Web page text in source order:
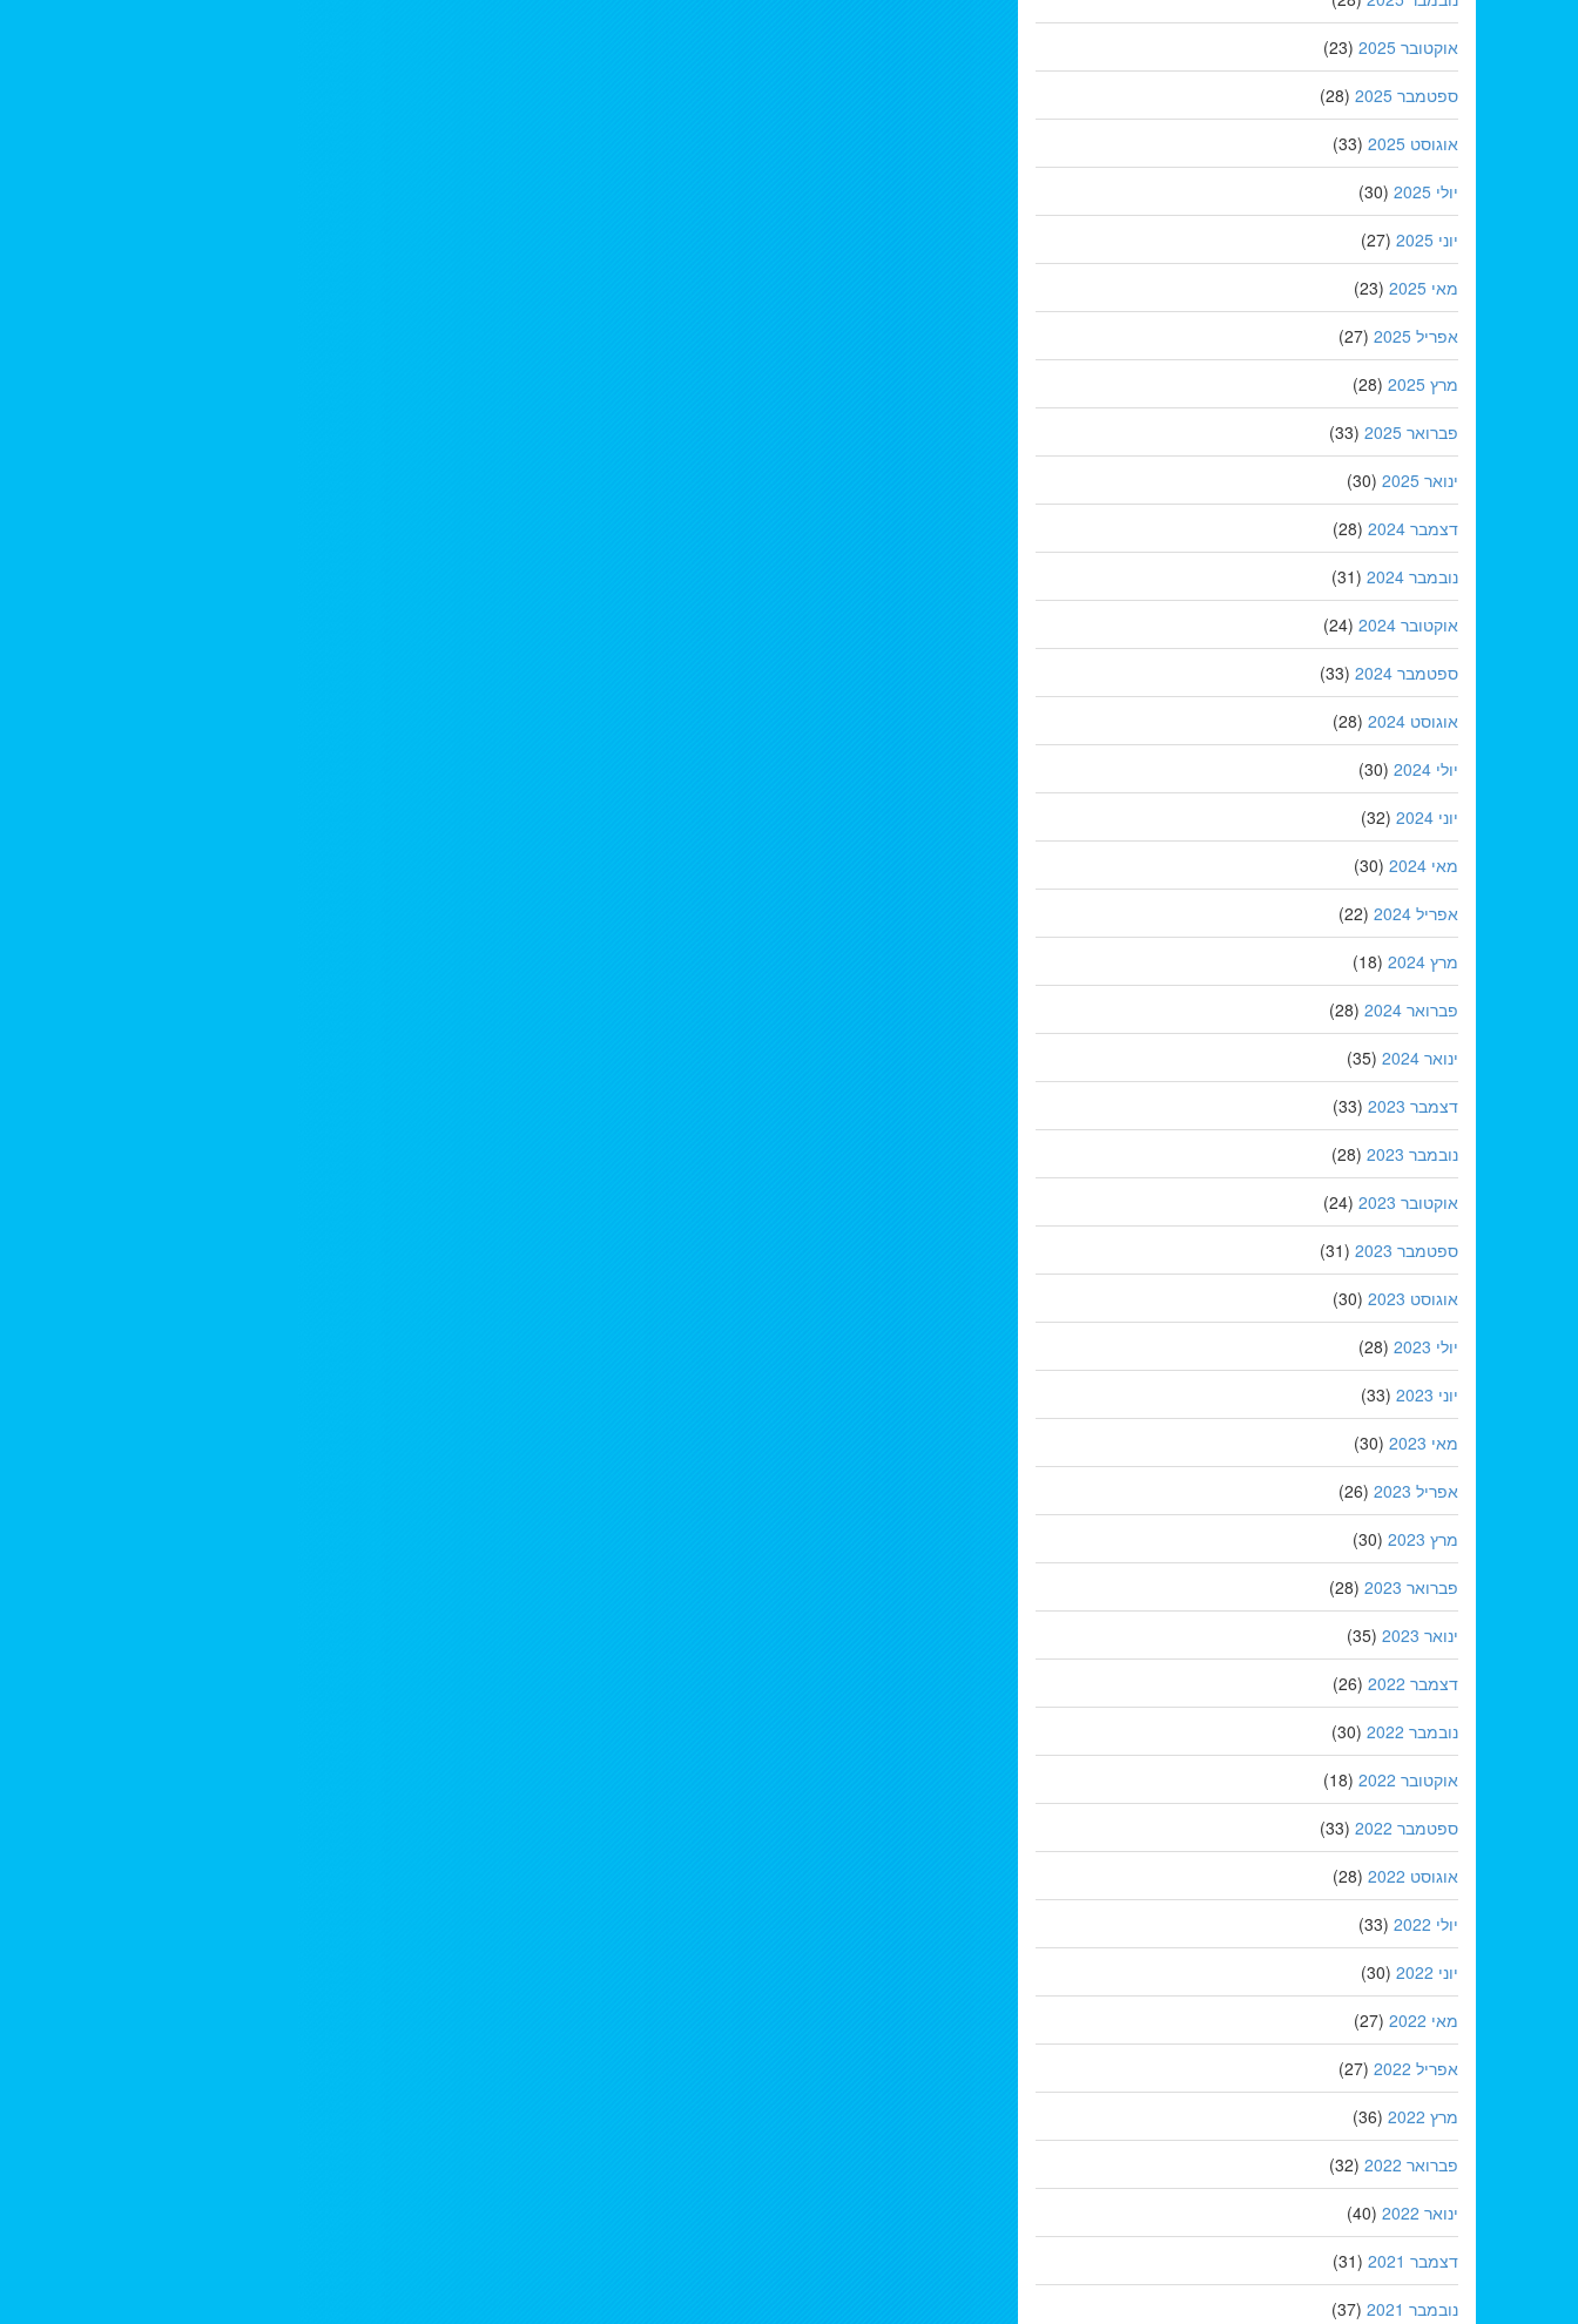
אוקטובר 2025 (23)
ספטמבר 2025 (28)
אוגוסט 2025 (33)
יולי 2025 (30)
יוני 2025 (27)
מאי 2025 (23)
אפריל 2025 (27)
מרץ 2025 (28)
פברואר 2025 (33)
ינואר 2025 (30)
דצמבר 2024 (28)
נובמבר 2024 (31)
אוקטובר 2024 (24)
ספטמבר 2024 (33)
אוגוסט 2024 (28)
יולי 2024 (30)
יוני 2024 (32)
מאי 2024 (30)
אפריל 2024 (22)
מרץ 2024 (18)
פברואר 2024 (28)
ינואר 2024 (35)
דצמבר 2023 (33)
נובמבר 2023 (28)
אוקטובר 2023 (24)
ספטמבר 2023 (31)
אוגוסט 2023 (30)
יולי 2023 (28)
יוני 2023 (33)
מאי 2023 (30)
אפריל 2023 (26)
מרץ 2023 (30)
פברואר 2023 (28)
ינואר 2023 (35)
דצמבר 2022 (26)
נובמבר 2022 (30)
אוקטובר 2022 (18)
ספטמבר 2022 (33)
אוגוסט 2022 (28)
יולי 2022 (33)
יוני 2022 (30)
מאי 2022 (27)
אפריל 2022 (27)
מרץ 2022 (36)
פברואר 2022 (32)
ינואר 2022 (40)
דצמבר 2021 (31)
נובמבר 2021 (37)